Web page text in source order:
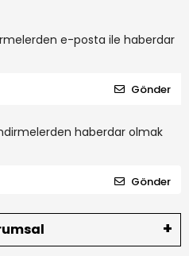
e-posta ile haberdar
Gönder
haberdar olmak
Gönder